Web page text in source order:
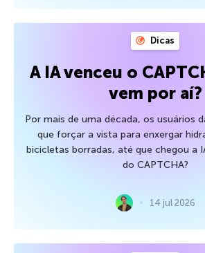
Dicas
A IA venceu o
vem por aí?
Por mais de uma década, os usuários
que forçar a vista para enxergar
bicicletas borradas, até que chegou a
do CAPTCHA?
14 jul 2026